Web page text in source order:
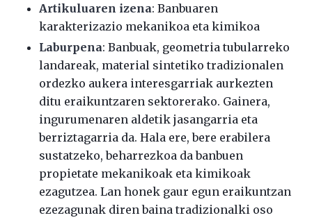
Artikuluaren izena: Banbuaren
karakterizazio mekanikoa eta kimikoa
Laburpena: Banbuak, geometria tubularreko
landareak, material sintetiko tradizionalen
ordezko aukera interesgarriak aurkezten
ditu eraikuntzaren sektorerako. Gainera,
ingurumenaren aldetik jasangarria eta
berriztagarria da. Hala ere, bere erabilera
sustatzeko, beharrezkoa da banbuen
propietate mekanikoak eta kimikoak
ezagutzea. Lan honek gaur egun eraikuntzan
ezezagunak diren baina tradizionalki oso